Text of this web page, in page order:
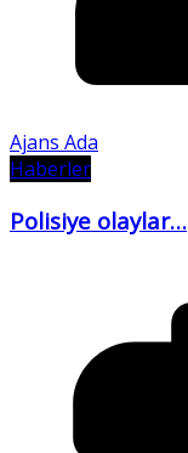
Ajans Ada
Haberler
Polisiye olaylar…